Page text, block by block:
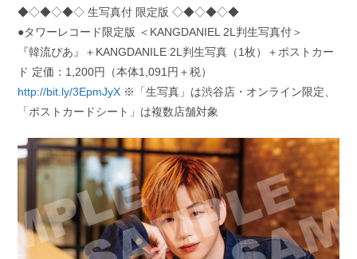
◆◇◆◇◆◇ 生写真付 限定版 ◇◆◇◆◇◆
●タワーレコード限定版 ＜KANGDANIEL 2L判生写真付＞
『韓流ぴあ』＋KANGDANILE 2L判生写真（1枚）＋ポストカー
ド 定価：1,200円（本体1,091円＋税）
http://bit.ly/3EpmJyX ※「生写真」は渋谷店・オンライン限定、
「ポストカードシート」は複数店舗対象